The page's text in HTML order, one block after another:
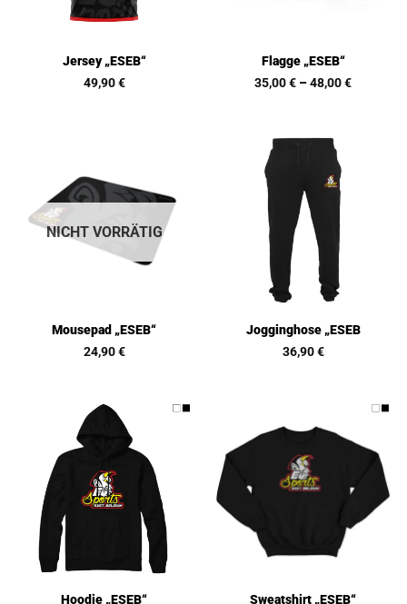
Jersey „ESEB“
49,90€
Flagge „ESEB“
35,00€ –48,00€
NICHT VORRÄTIG
Mousepad „ESEB“
24,90€
Jogginghose „ESEB
36,90€
Hoodie „ESEB“
Sweatshirt „ESEB“